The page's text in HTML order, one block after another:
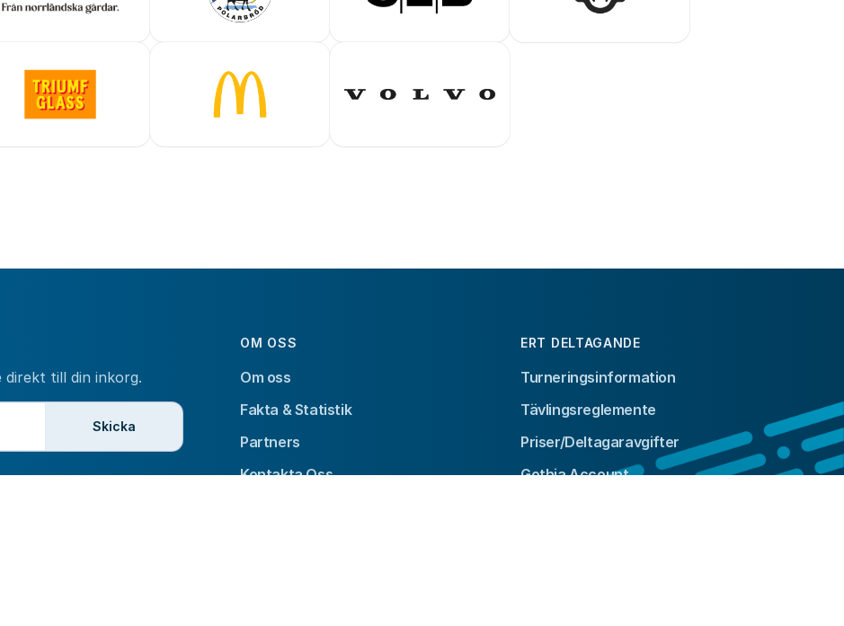
direkt till din inkorg.
Skicka
OM OSS
Om oss
Fakta & Statistik
Partners
Kontakta Oss
ERT DELTAGANDE
Turneringsinformation
Tävlingsreglemente
Priser/Deltagaravgifter
Gothia Account